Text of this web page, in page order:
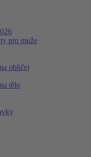
pro muže
obličej
tělo